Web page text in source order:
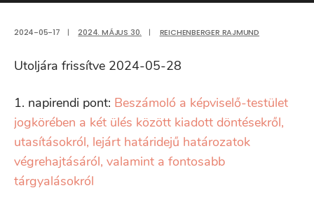
2024-05-17 | 2024. MÁJUS 30. | REICHENBERGER RAJMUND
Utoljára frissítve 2024-05-28
1. napirendi pont: Beszámoló a képviselő-testület
jogkörében a két ülés között kiadott döntésekről,
utasításokról, lejárt határidejű határozatok
végrehajtásáról, valamint a fontosabb
tárgyalásokról